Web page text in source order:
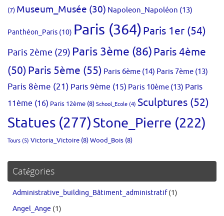
(7) Museum_Musée (30) Napoleon_Napoléon (13)
Panthéon_Paris (10) Paris (364)Paris 1er (54)
Paris 2ème (29) Paris 3ème (86)Paris 4ème
(50)Paris 5ème (55) Paris 6ème (14) Paris 7ème (13)
Paris 8ème (21) Paris 9ème (15) Paris 10ème (13) Paris
11ème (16) Paris 12ème (8) School_Ecole (4) Sculptures (52)
Statues (277)Stone_Pierre (222)
Tours (5) Victoria_Victoire (8)Wood_Bois (8)
Catégories
Administrative_building_Bâtiment_administratif(1)
Angel_Ange (1)